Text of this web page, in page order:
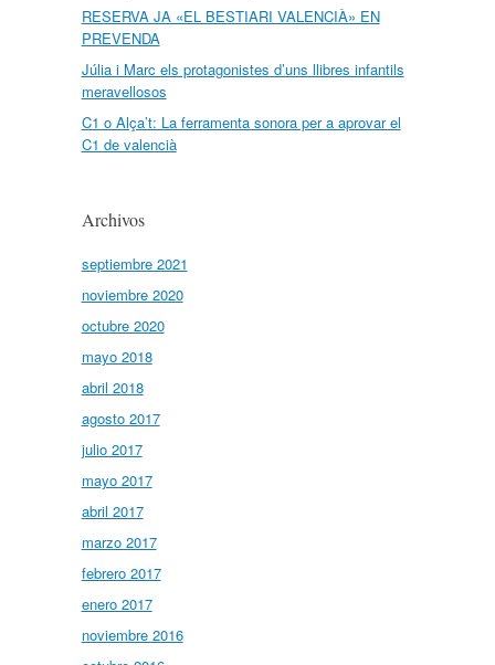
RESERVA JA «EL BESTIARI VALENCIÀ» EN
PREVENDA
Júlia i Marc els protagonistes d’uns llibres infantils
meravellosos
C1 o Alça’t: La ferramenta sonora per a aprovar el
C1 de valencià
Archivos
septiembre 2021
noviembre 2020
octubre 2020
mayo 2018
abril 2018
agosto 2017
julio 2017
mayo 2017
abril 2017
marzo 2017
febrero 2017
enero 2017
noviembre 2016